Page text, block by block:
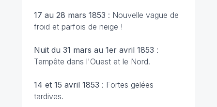
17 au 28 mars 1853 : Nouvelle vague de
froid et parfois de neige !
Nuit du 31 mars au 1er avril 1853 :
Tempête dans l'Ouest et le Nord.
14 et 15 avril 1853 : Fortes gelées
tardives.